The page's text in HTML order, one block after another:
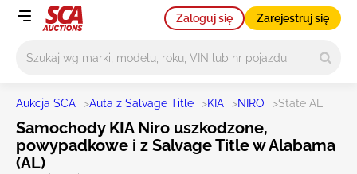
Zaloguj się Zarejestruj się
Aukcja SCA >Auta z Salvage Title >KIA >NIRO >State AL
Samochody KIA Niro uszkodzone,
powypadkowe i z Salvage Title w Alabama
(AL)